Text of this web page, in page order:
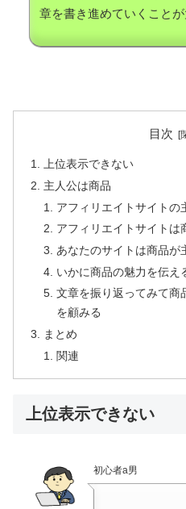
章を書き進めていくことが
目次
上位表示できない
主人公は商品
アフィリエイトサイトの
アフィリエイトサイトは
あなたのサイトは商品が
いかに商品の魅力を伝え
文章を振り返ってみて商
を顧みる
まとめ
関連
上位表示できない
初心者a男